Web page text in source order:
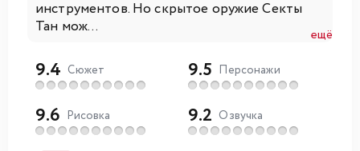
инструментов. Но скрытое оружие Секты
Тан мож...
ещё
9.4 Сюжет 9.5 Персонажи
9.6 Рисовка 9.2 Озвучка